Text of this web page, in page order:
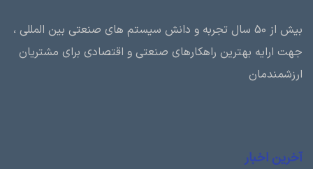
بیش از 50 سال تجربه و دانش سیستم های صنعتی بین المللی ،
جهت ارایه بهترین راهکارهای صنعتی و اقتصادی برای مشتریان
ارزشمندمان
آخرین اخبار